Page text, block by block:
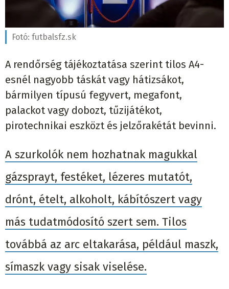
Fotó: futbalsfz.sk
A rendőrség tájékoztatása szerint tilos A4-
esnél nagyobb táskát vagy hátizsákot,
bármilyen típusú fegyvert, megafont,
palackot vagy dobozt, tűzijátékot,
pirotechnikai eszközt és jelzőrakétát bevinni.
A szurkolók nem hozhatnak magukkal
gázsprayt, festéket, lézeres mutatót,
drónt, ételt, alkoholt, kábítószert vagy
más tudatmódosító szert sem. Tilos
továbbá az arc eltakarása, például maszk,
símaszk vagy sisak viselése.